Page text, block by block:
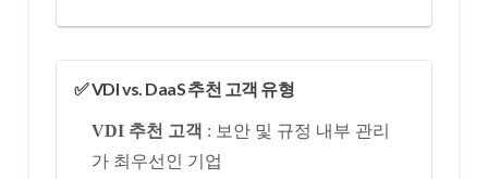
✅ VDI vs. DaaS 추천 고객 유형
VDI 추천 고객 : 보안 및 규정 내부 관리
가 최우선인 기업